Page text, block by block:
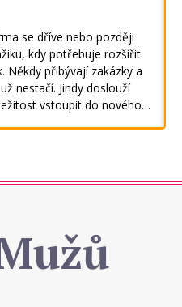
se dříve nebo později
kdy potřebuje rozšířit
Někdy přibývají zakázky a
nestačí. Jindy doslouží
vstoupit do nového…